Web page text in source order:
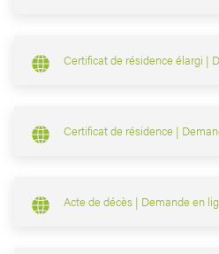
Certificat de résidence élargi |
Certificat de résidence |
Acte de décès | Demande en